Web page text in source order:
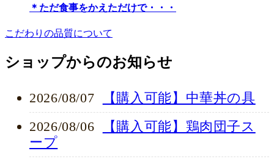
＊ただ食事をかえただけで・・・
こだわりの品質について
ショップからのお知らせ
2026/08/07
【購入可能】中華丼の具
2026/08/06
【購入可能】鶏肉団子ス
ープ